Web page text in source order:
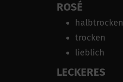
ROSÉ
halbtrocken
trocken
lieblich
LECKERES